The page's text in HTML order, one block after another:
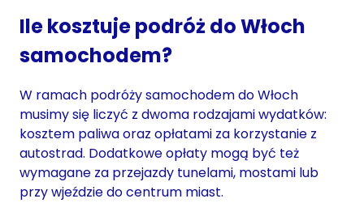
Ile kosztuje podróż do Włoch
samochodem?
W ramach podróży samochodem do Włoch
musimy się liczyć z dwoma rodzajami wydatków:
kosztem paliwa oraz opłatami za korzystanie z
autostrad. Dodatkowe opłaty mogą być też
wymagane za przejazdy tunelami, mostami lub
przy wjeździe do centrum miast.